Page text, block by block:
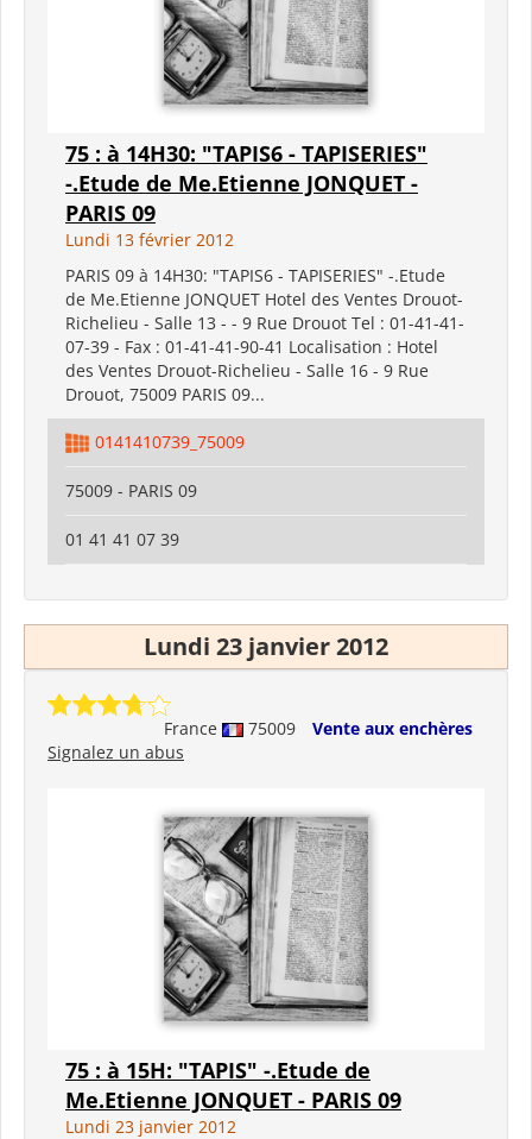
75 : à 14H30: "TAPIS6 - TAPISERIES"
-.Etude de Me.Etienne JONQUET -
PARIS 09
Lundi 13 février 2012
PARIS 09 à 14H30: "TAPIS6 - TAPISERIES" -.Etude
de Me.Etienne JONQUET Hotel des Ventes Drouot-
Richelieu - Salle 13 - - 9 Rue Drouot Tel : 01-41-41-
07-39 - Fax : 01-41-41-90-41 Localisation : Hotel
des Ventes Drouot-Richelieu - Salle 16 - 9 Rue
Drouot, 75009 PARIS 09...
0141410739_75009
75009 - PARIS 09
01 41 41 07 39
Lundi 23 janvier 2012
France 75009
Vente aux enchères
Signalez un abus
75 : à 15H: "TAPIS" -.Etude de
Me.Etienne JONQUET - PARIS 09
Lundi 23 janvier 2012